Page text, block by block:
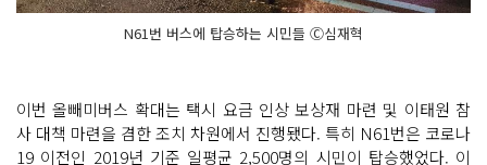
N61번 버스에 탑승하는 시민들 Ⓒ심재혁
이번 올빼미버스 확대는 택시 요금 인상 보상재 마련 및 이태원 참
사 대책 마련을 겸한 조치 차원에서 진행됐다. 특히 N61번은 코로나
19 이전인 2019년 기준 일평균 2,500명의 시민이 탑승했었다. 이